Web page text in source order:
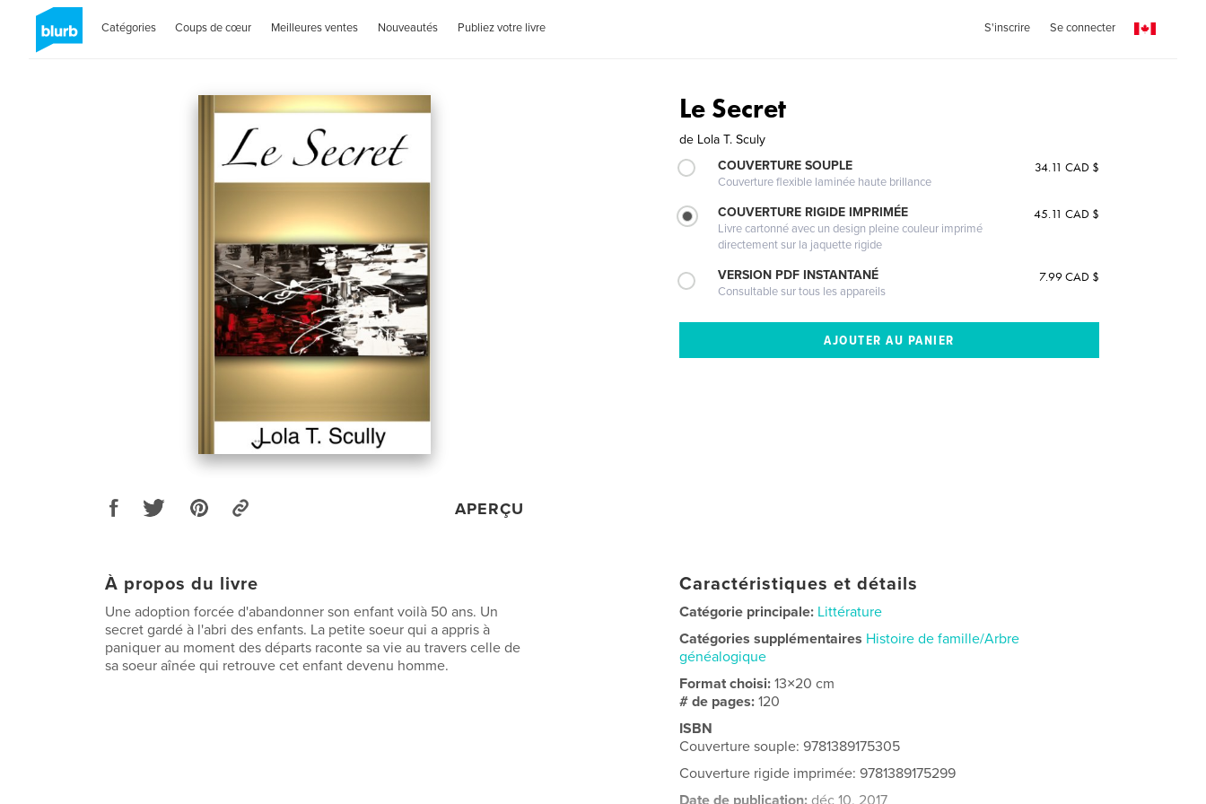
Catégories Coups de cœur Meilleures ventes Nouveautés Publiez votre livre S'inscrire Se connecter
APERÇU
Le Secret
de Lola T. Sculy
COUVERTURE SOUPLE
Couverture flexible laminée haute brillance
34.11 CAD $
COUVERTURE RIGIDE IMPRIMÉE
Livre cartonné avec un design pleine couleur imprimé
directement sur la jaquette rigide
45.11 CAD $
VERSION PDF INSTANTANÉ
Consultable sur tous les appareils
7.99 CAD $
À propos du livre
Une adoption forcée d'abandonner son enfant voilà 50 ans. Un
secret gardé à l'abri des enfants. La petite soeur qui a appris à
paniquer au moment des départs raconte sa vie au travers celle de
sa soeur aînée qui retrouve cet enfant devenu homme.
Caractéristiques et détails
Catégorie principale: Littérature
Catégories supplémentaires Histoire de famille/Arbre
généalogique
Format choisi:13×20 cm
# de pages:120
ISBN
Couverture souple: 9781389175305
Couverture rigide imprimée: 9781389175299
Date de publication: déc 10, 2017